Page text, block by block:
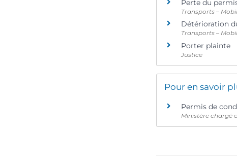
Perte du
Transports –
Détérioration
Transports –
Porter plainte
Justice
Pour en savoir
Permis de
Ministère chargé